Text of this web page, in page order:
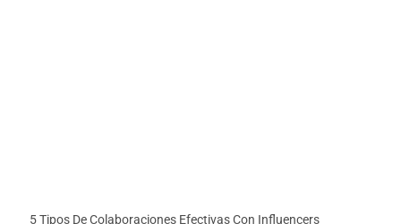
5 Tipos De Colaboraciones Efectivas Con Influencers